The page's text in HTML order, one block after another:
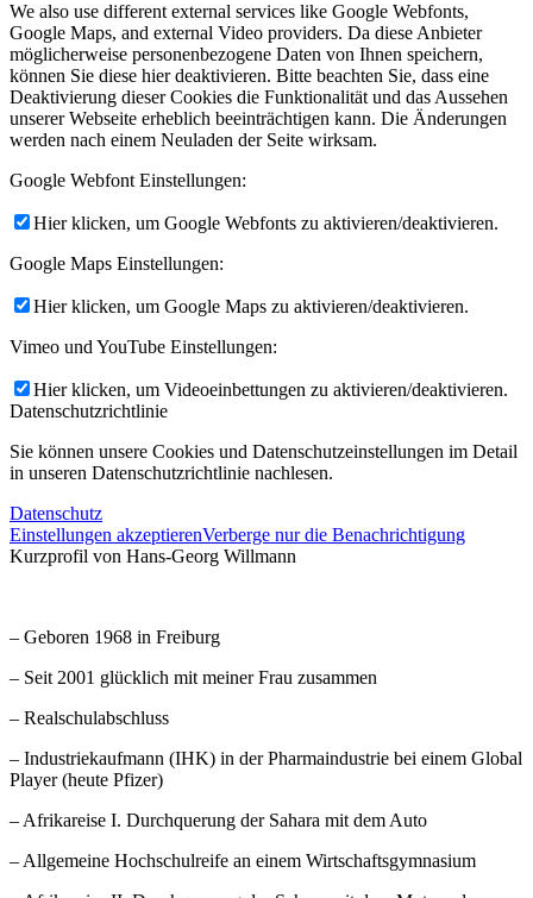
We also use different external services like Google Webfonts,
Google Maps, and external Video providers. Da diese Anbieter
möglicherweise personenbezogene Daten von Ihnen speichern,
können Sie diese hier deaktivieren. Bitte beachten Sie, dass eine
Deaktivierung dieser Cookies die Funktionalität und das Aussehen
unserer Webseite erheblich beeinträchtigen kann. Die Änderungen
werden nach einem Neuladen der Seite wirksam.
Google Webfont Einstellungen:
Hier klicken, um Google Webfonts zu aktivieren/deaktivieren.
Google Maps Einstellungen:
Hier klicken, um Google Maps zu aktivieren/deaktivieren.
Vimeo und YouTube Einstellungen:
Hier klicken, um Videoeinbettungen zu aktivieren/deaktivieren.
Datenschutzrichtlinie
Sie können unsere Cookies und Datenschutzeinstellungen im Detail
in unseren Datenschutzrichtlinie nachlesen.
Datenschutz
Einstellungen akzeptierenVerberge nur die Benachrichtigung
Kurzprofil von Hans-Georg Willmann
– Geboren 1968 in Freiburg
– Seit 2001 glücklich mit meiner Frau zusammen
– Realschulabschluss
– Industriekaufmann (IHK) in der Pharmaindustrie bei einem Global
Player (heute Pfizer)
– Afrikareise I. Durchquerung der Sahara mit dem Auto
– Allgemeine Hochschulreife an einem Wirtschaftsgymnasium